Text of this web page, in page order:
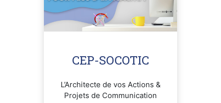
CEP-SOCOTIC
L’Architecte de vos Actions &
Projets de Communication